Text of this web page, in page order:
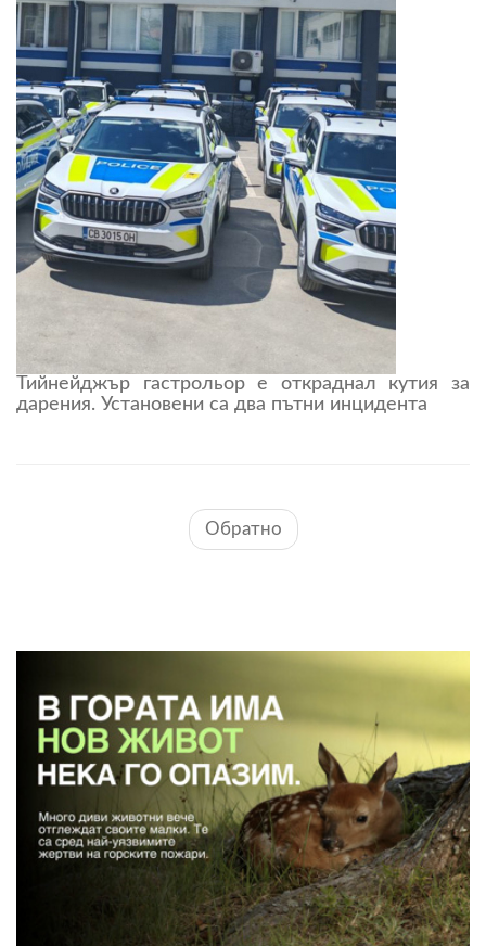
Тийнейджър гастрольор е откраднал кутия за
дарения. Установени са два пътни инцидента
Обратно